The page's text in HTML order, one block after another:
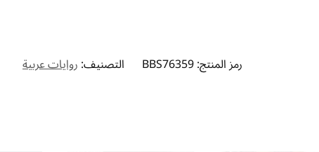
رمز المنتج:BBS76359 التصنيف:روايات عربية